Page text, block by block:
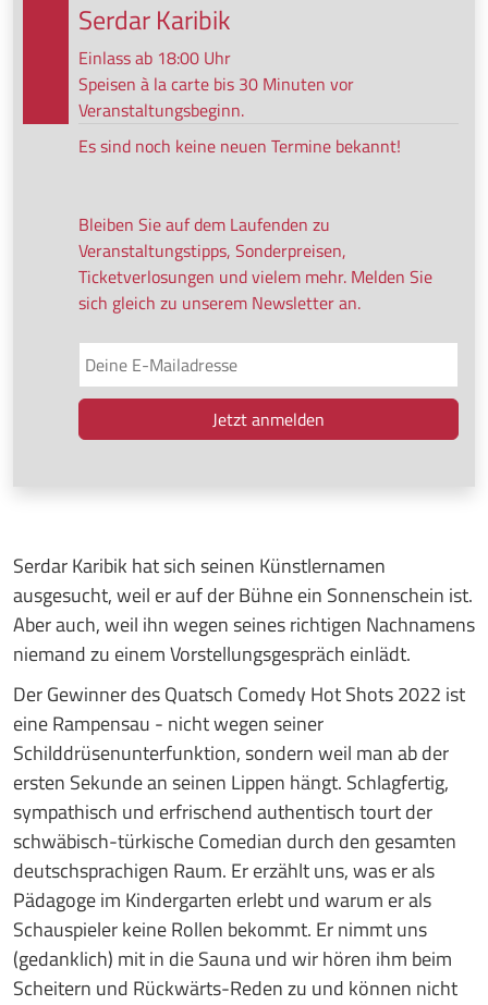
Serdar Karibik hat sich seinen Künstlernamen
ausgesucht, weil er auf der Bühne ein Sonnenschein ist.
Aber auch, weil ihn wegen seines richtigen Nachnamens
niemand zu einem Vorstellungsgespräch einlädt.
Der Gewinner des Quatsch Comedy Hot Shots 2022 ist
eine Rampensau - nicht wegen seiner
Schilddrüsenunterfunktion, sondern weil man ab der
ersten Sekunde an seinen Lippen hängt. Schlagfertig,
sympathisch und erfrischend authentisch tourt der
schwäbisch-türkische Comedian durch den gesamten
deutschsprachigen Raum. Er erzählt uns, was er als
Pädagoge im Kindergarten erlebt und warum er als
Schauspieler keine Rollen bekommt. Er nimmt uns
(gedanklich) mit in die Sauna und wir hören ihm beim
Scheitern und Rückwärts-Reden zu und können nicht
Serdar Karibik
Einlass ab 18:00 Uhr
Speisen à la carte bis 30 Minuten vor
Veranstaltungsbeginn.
Es sind noch keine neuen Termine bekannt!
Bleiben Sie auf dem Laufenden zu
Veranstaltungstipps, Sonderpreisen,
Ticketverlosungen und vielem mehr. Melden Sie
sich gleich zu unserem Newsletter an.